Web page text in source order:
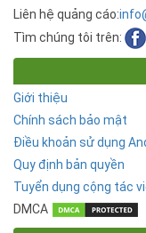
Liên hệ quảng cáo:
Tìm chúng tôi trên:
Giới thiệu
Chính sách bảo mật
Điều khoản sử dụng
Quy định bản quyền
Tuyển dụng cộng tác
DMCA